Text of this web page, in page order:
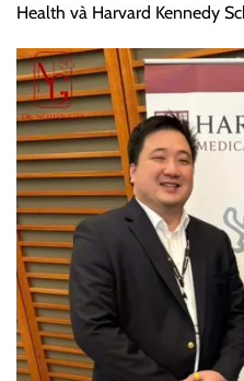
Health và Harvard Kennedy